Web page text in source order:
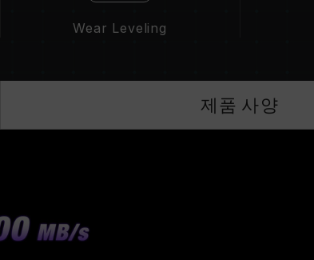
Wear Leveling
제품 사양